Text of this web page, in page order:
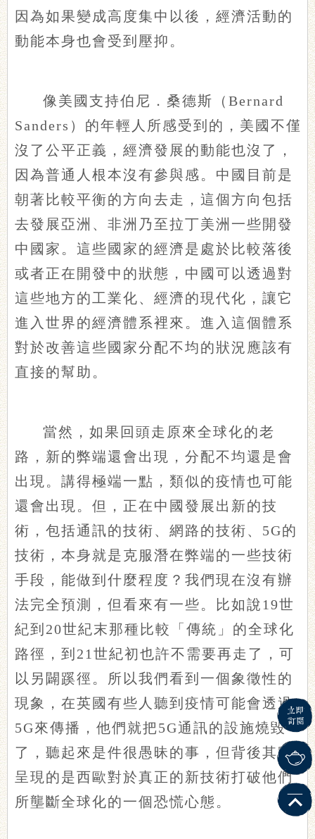
因為如果變成高度集中以後，經濟活動的
動能本身也會受到壓抑。
像美國支持伯尼．桑德斯（Bernard
Sanders）的年輕人所感受到的，美國不僅
沒了公平正義，經濟發展的動能也沒了，
因為普通人根本沒有參與感。中國目前是
朝著比較平衡的方向去走，這個方向包括
去發展亞洲、非洲乃至拉丁美洲一些開發
中國家。這些國家的經濟是處於比較落後
或者正在開發中的狀態，中國可以透過對
這些地方的工業化、經濟的現代化，讓它
進入世界的經濟體系裡來。進入這個體系
對於改善這些國家分配不均的狀況應該有
直接的幫助。
當然，如果回頭走原來全球化的老
路，新的弊端還會出現，分配不均還是會
出現。講得極端一點，類似的疫情也可能
還會出現。但，正在中國發展出新的技
術，包括通訊的技術、網路的技術、5G的
技術，本身就是克服潛在弊端的一些技術
手段，能做到什麼程度？我們現在沒有辦
法完全預測，但看來有一些。比如說19世
紀到20世紀末那種比較「傳統」的全球化
路徑，到21世紀初也許不需要再走了，可
以另闢蹊徑。所以我們看到一個象徵性的
現象，在英國有些人聽到疫情可能會透過
5G來傳播，他們就把5G通訊的設施燒毀
了，聽起來是件很愚昧的事，但背後其實
呈現的是西歐對於真正的新技術打破他們
所壟斷全球化的一個恐慌心態。